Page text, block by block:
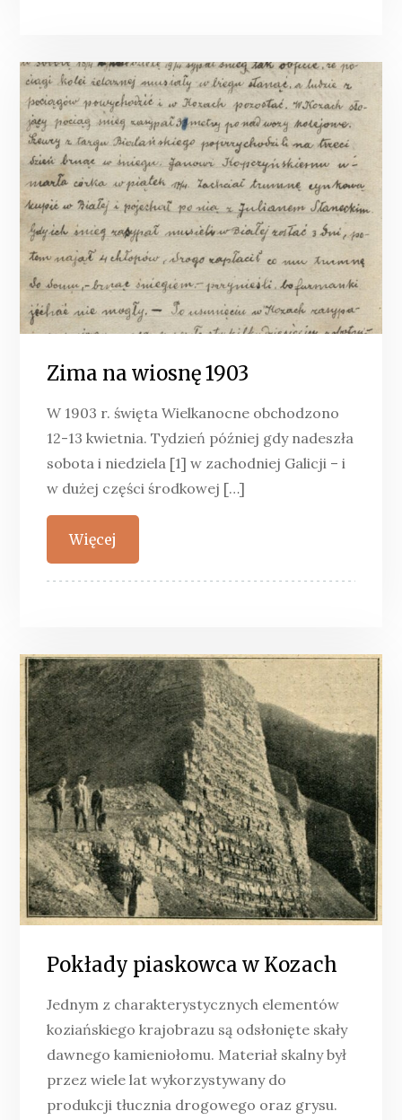
Zima na wiosnę 1903
W 1903 r. święta Wielkanocne obchodzono
12-13 kwietnia. Tydzień później gdy nadeszła
sobota i niedziela [1] w zachodniej Galicji – i
w dużej części środkowej […]
Więcej
Pokłady piaskowca w Kozach
Jednym z charakterystycznych elementów
koziańskiego krajobrazu są odsłonięte skały
dawnego kamieniołomu. Materiał skalny był
przez wiele lat wykorzystywany do
produkcji tłucznia drogowego oraz grysu.